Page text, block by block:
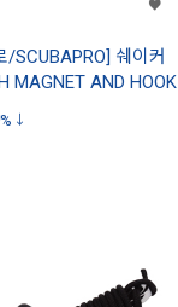
/SCUBAPRO] 쉐이커
MAGNET AND HOOK
%